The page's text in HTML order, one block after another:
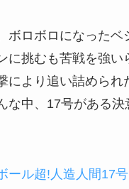
ボロボロになったベ
に挑むも苦戦を強い
により追い詰められ
な中、17号がある決
ール超!人造人間17号